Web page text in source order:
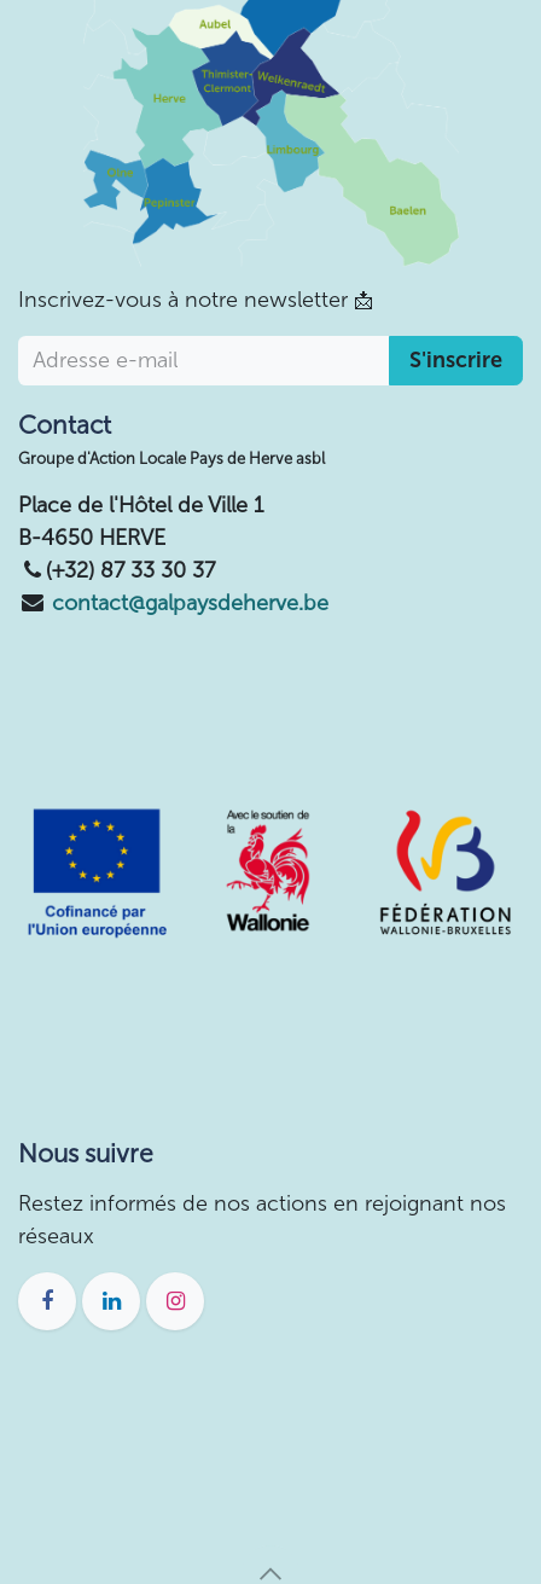
Inscrivez-vous à notre newsletter 📩
S'inscrire
Contact
Groupe d'Action Locale Pays de Herve asbl
Place de l'Hôtel de Ville 1
B-4650 HERVE
(+32) 87 33 30 37
contact@galpaysdeherve.be
Nous suivre
Restez informés de nos actions en rejoignant nos
réseaux